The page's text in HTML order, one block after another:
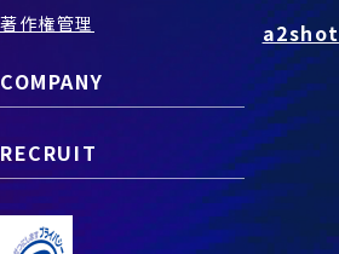
著作権管理
COMPANY
RECRUIT
a2shot